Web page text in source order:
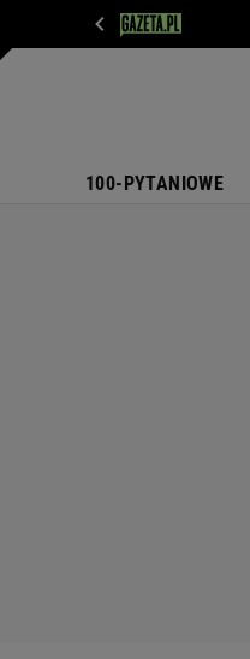
100-PYTANIOWE